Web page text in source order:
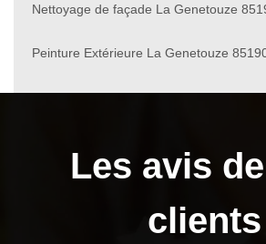
Nettoyage de façade La Genetouze
Peinture Extérieure La Genetouze
Les avis
clients